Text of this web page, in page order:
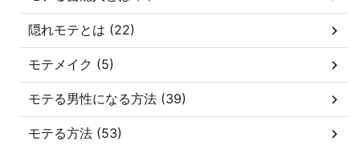
隠れモテとは (22)
モテメイク (5)
モテる男性になる方法 (39)
モテる方法 (53)